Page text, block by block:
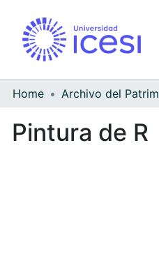
Home
Pintura de R